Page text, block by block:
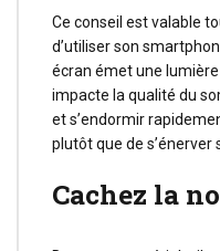
Ce conseil est valable
d’utiliser son
écran émet une
impacte la qualité du
et s’endormir
plutôt que de s’énerver
Cachez la